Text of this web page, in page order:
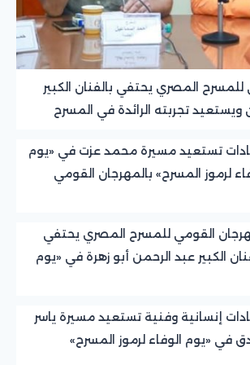
للمسرح المصري يحتفي بالفنان الكبير
ويستعيد تجربته الرائدة في المسرح
تستعيد مسيرة محمد عزت في «يوم
لرموز المسرح» بالمهرجان القومي
القومي للمسرح المصري يحتفي
الكبير عبد الرحمن أبو زهرة في «يوم
إنسانية وفنية تستعيد مسيرة ياسر
في «يوم الوفاء لرموز المسرح»